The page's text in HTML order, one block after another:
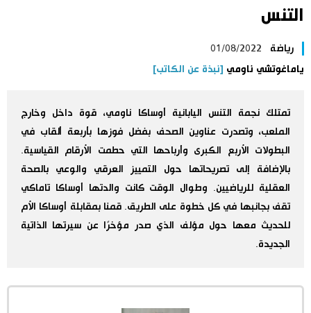
علوم وتكنولوجيا
الأقسام
صور
الأكثر تفاعلا
التنس
رياضة
01/08/2022
ياماغوتشي ناومي [نبذة عن الكاتب]
تمتلك نجمة التنس اليابانية أوساكا ناومي، قوة داخل وخارج
الملعب، وتصدرت عناوين الصحف بفضل فوزها بأربعة ألقاب في
البطولات الأربع الكبرى وأرباحها التي حطمت الأرقام القياسية.
بالإضافة إلى تصريحاتها حول التمييز العرقي والوعي بالصحة
العقلية للرياضيين. وطوال الوقت كانت والدتها أوساكا تاماكي
تقف بجانبها في كل خطوة على الطريق. قمنا بمقابلة أوساكا الأم
للحديث معها حول مؤلف الذي صدر مؤخرًا عن سيرتها الذاتية
الجديدة.